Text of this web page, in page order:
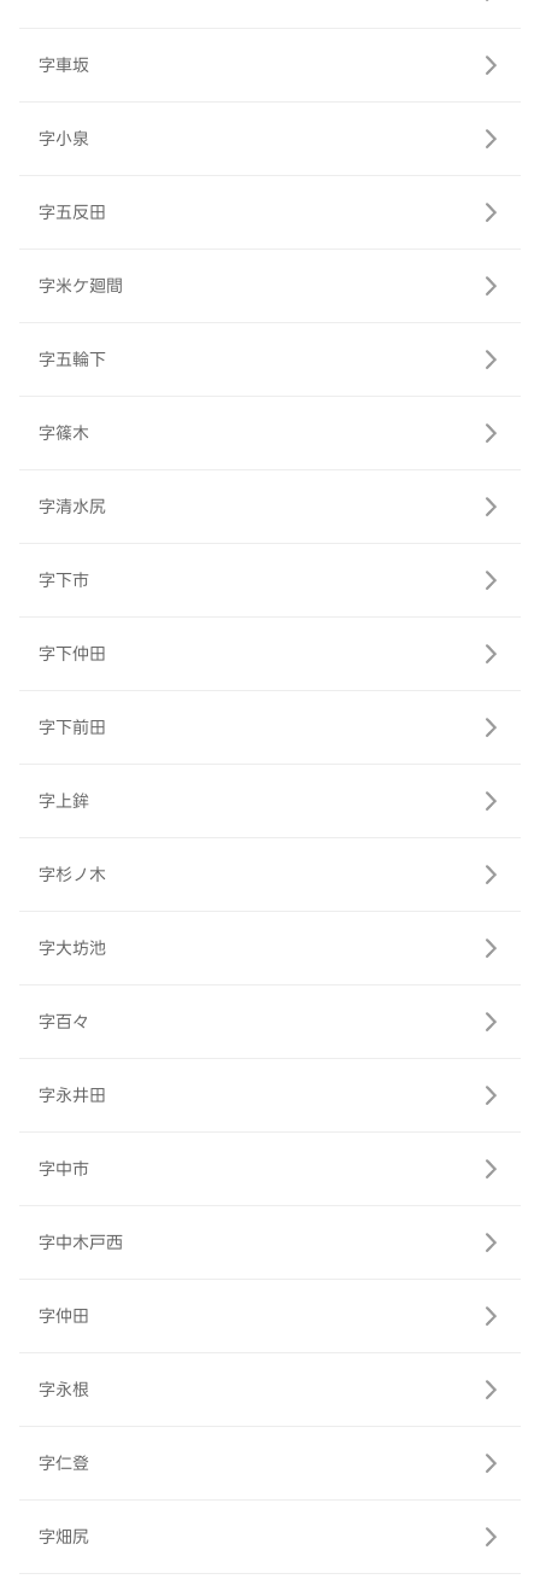
字車坂
字小泉
字五反田
字米ケ廻間
字五輪下
字篠木
字清水尻
字下市
字下仲田
字下前田
字上鉾
字杉ノ木
字大坊池
字百々
字永井田
字中市
字中木戸西
字仲田
字永根
字仁登
字畑尻